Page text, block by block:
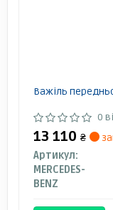
Важіль
0
13 110 ₴
Артикул:
MERCEDES-
BENZ